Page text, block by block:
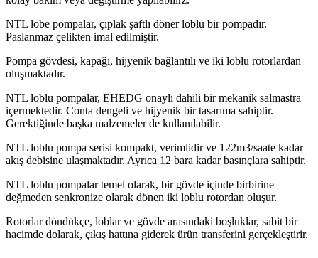
NTL lobe pompalar, çıplak şaftlı döner loblu bir pompadır.
Paslanmaz çelikten imal edilmiştir.
Pompa gövdesi, kapağı, hijyenik bağlantılı ve iki loblu rotorlardan
oluşmaktadır.
NTL loblu pompalar, EHEDG onaylı dahili bir mekanik salmastra
içermektedir. Conta dengeli ve hijyenik bir tasarıma sahiptir.
Gerektiğinde başka malzemeler de kullanılabilir.
NTL loblu pompa serisi kompakt, verimlidir ve 122m3/saate kadar
akış debisine ulaşmaktadır. Ayrıca 12 bara kadar basınçlara sahiptir.
NTL loblu pompalar temel olarak, bir gövde içinde birbirine
değmeden senkronize olarak dönen iki loblu rotordan oluşur.
Rotorlar döndükçe, loblar ve gövde arasındaki boşluklar, sabit bir
hacimde dolarak, çıkış hattına giderek ürün transferini gerçekleştirir.